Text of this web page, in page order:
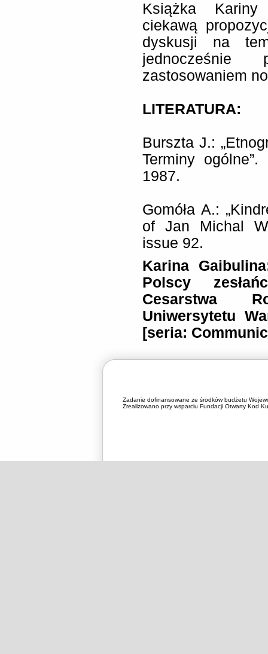
Książka
ciekawą
dyskusji na
jednocześnie
zastosowaniem
LITERATURA:
Burszta J.:
Terminy
1987.
Gomóła A.:
of Jan Michal
issue 92.
Karina
Polscy
Cesarstwa
Uniwersytetu
[seria:
Zadanie dofinansowane ze środków budżetu
Zrealizowano przy wsparciu Fundacji Otwarty Kod